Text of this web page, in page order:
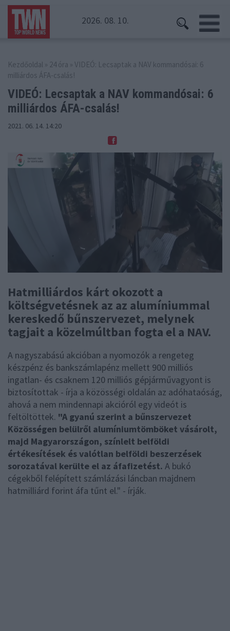
2026. 08. 10.
Kezdőoldal » 24 óra » VIDEÓ: Lecsaptak a NAV kommandósai: 6
milliárdos ÁFA-csalás!
VIDEÓ: Lecsaptak a NAV kommandósai: 6
milliárdos ÁFA-csalás!
2021. 06. 14. 14:20
Hatmilliárdos kárt okozott a
költségvetésnek az az alumíniummal
kereskedő bűnszervezet, melynek
tagjait a közelmúltban fogta el a NAV.
A nagyszabású akcióban a nyomozók a rengeteg
készpénz és bankszámlapénz mellett 900 milliós
ingatlan- és csaknem 120 milliós gépjárművagyont is
biztosítottak - írja a közösségi oldalán az adóhataóság,
ahová a nem mindennapi akcióról egy videót is
feltöltöttek. "A gyanú szerint a bűnszervezet
Közösségen belülről alumíniumtömböket vásárolt,
majd Magyarországon, színlelt belföldi
értékesítések és valótlan belföldi beszerzések
sorozatával kerülte el az áfafizetést. A bukó
cégekből felépített számlázási láncban majdnem
hatmilliárd forint áfa tűnt el." - írják.